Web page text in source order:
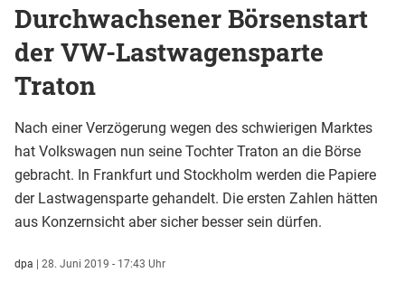
Durchwachsener Börsenstart
der VW-Lastwagensparte
Traton
Nach einer Verzögerung wegen des schwierigen Marktes
hat Volkswagen nun seine Tochter Traton an die Börse
gebracht. In Frankfurt und Stockholm werden die Papiere
der Lastwagensparte gehandelt. Die ersten Zahlen hätten
aus Konzernsicht aber sicher besser sein dürfen.
dpa | 28. Juni 2019 - 17:43 Uhr